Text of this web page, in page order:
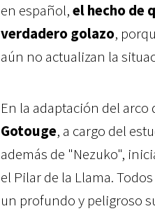
en español,el hecho de
verdadero golazo,
aún no actualizan la
En la adaptación del arco
Gotouge, a cargo del
además de "Nezuko",
el Pilar de la Llama.
un profundo y peligroso